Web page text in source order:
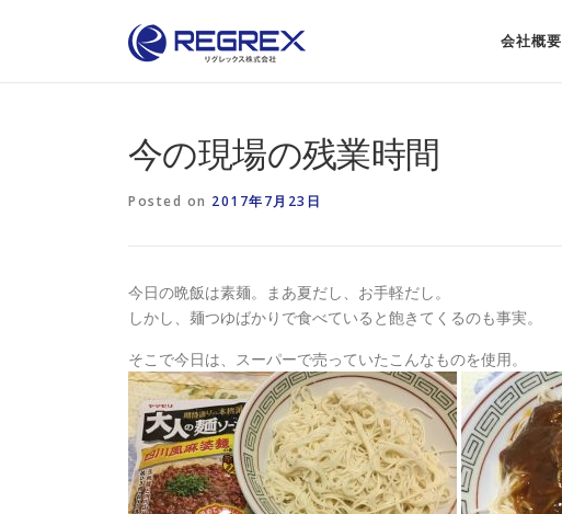
会社概要
今の現場の残業時間
Posted on 2017年7月23日
今日の晩飯は素麺。まあ夏だし、お手軽だし。
しかし、麺つゆばかりで食べていると飽きてくるのも事実。
そこで今日は、スーパーで売っていたこんなものを使用。